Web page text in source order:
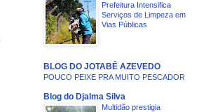
Prefeitura Intensifica
Serviços de Limpeza em
Vias Públicas
BLOG DO JOTABÊ AZEVEDO
POUCO PEIXE PRA MUITO PESCADOR
Blog do Djalma Silva
Multidão prestigia